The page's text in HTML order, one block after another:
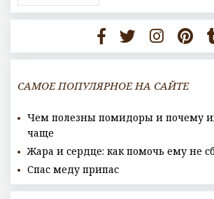
САМОЕ ПОПУЛЯРНОЕ НА САЙТЕ
Чем полезны помидоры и почему
чаще
Жара и сердце: как помочь ему не
Спас меду припас